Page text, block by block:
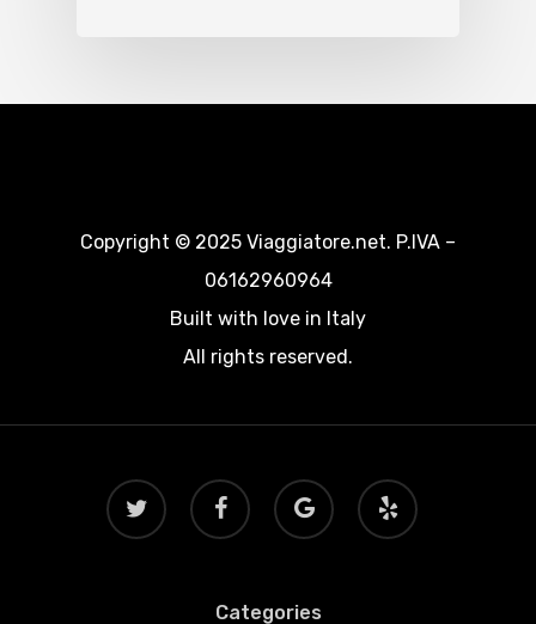
Copyright © 2025 Viaggiatore.net. P.IVA –
06162960964
Built with love in Italy
All rights reserved.
twitter facebook
google-
plus
yelp
Categories